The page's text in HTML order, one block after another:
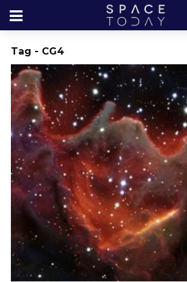
Tag - CG4